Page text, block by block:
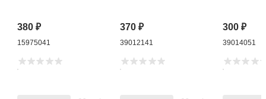
380₽
15975041
370₽
39012141
300₽
39014051